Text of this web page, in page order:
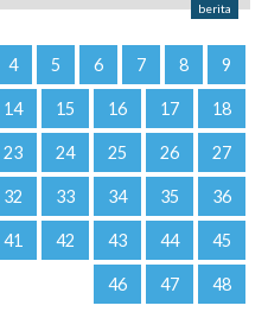
berita
4 5 6 7 8 9
14 15 16 17 18
23 24 25 26 27
32 33 34 35 36
41 42 43 44 45
46 47 48